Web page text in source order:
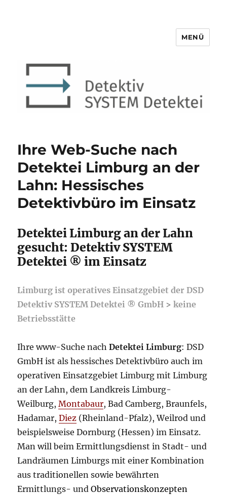
Detektiv SYSTEM Detektei ®
MENÜ
Ihre Web-Suche nach
Detektei Limburg an der
Lahn: Hessisches
Detektivbüro im Einsatz
Detektei Limburg an der Lahn
gesucht: Detektiv SYSTEM
Detektei ® im Einsatz
Limburg ist operatives Einsatzgebiet der DSD
Detektiv SYSTEM Detektei ® GmbH >keine
Betriebsstätte
Ihre www-Suche nachDetektei Limburg: DSD
GmbH ist als hessisches Detektivbüro auch im
operativen Einsatzgebiet Limburg mit Limburg
an der Lahn, dem Landkreis Limburg-
Weilburg,Montabaur, Bad Camberg, Braunfels,
Hadamar,Diez (Rheinland-Pfalz), Weilrod und
beispielsweise Dornburg (Hessen) im Einsatz.
Man will beim Ermittlungsdienst in Stadt- und
Landräumen Limburgs mit einer Kombination
aus traditionellen sowie bewährten
Ermittlungs- undObservationskonzepten